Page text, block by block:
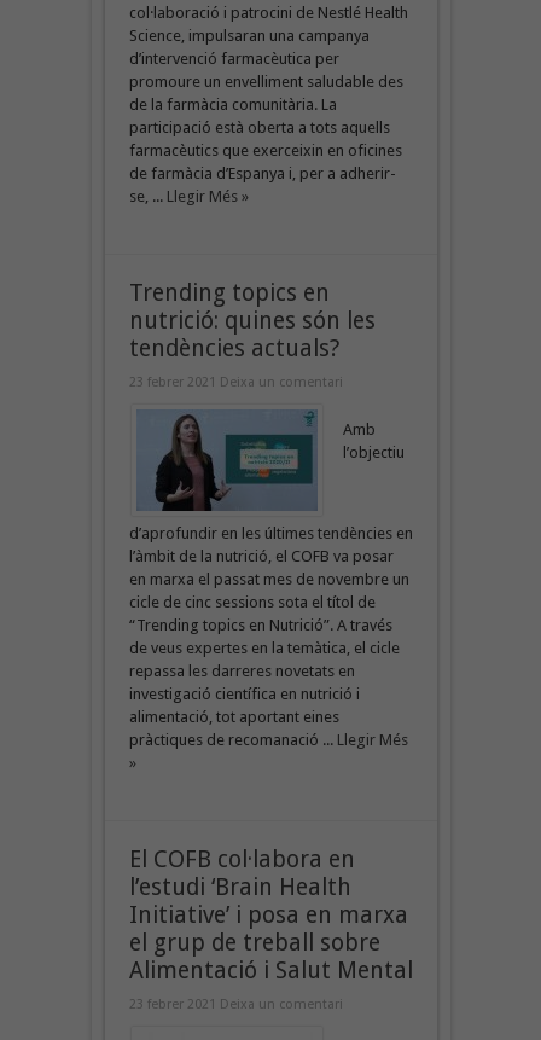
col·laboració i patrocini de Nestlé Health
Science, impulsaran una campanya
d’intervenció farmacèutica per
promoure un envelliment saludable des
de la farmàcia comunitària. La
participació està oberta a tots aquells
farmacèutics que exerceixin en oficines
de farmàcia d’Espanya i, per a adherir-
se, ... Llegir Més »
Trending topics en
nutrició: quines són les
tendències actuals?
23 febrer 2021 Deixa un comentari
Amb
l’objectiu
d’aprofundir en les últimes tendències en
l’àmbit de la nutrició, el COFB va posar
en marxa el passat mes de novembre un
cicle de cinc sessions sota el títol de
“Trending topics en Nutrició”. A través
de veus expertes en la temàtica, el cicle
repassa les darreres novetats en
investigació científica en nutrició i
alimentació, tot aportant eines
pràctiques de recomanació ... Llegir Més
»
El COFB col·labora en
l’estudi ‘Brain Health
Initiative’ i posa en marxa
el grup de treball sobre
Alimentació i Salut Mental
23 febrer 2021 Deixa un comentari